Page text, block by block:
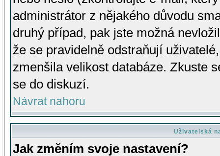
administrátor z nějakého důvodu
druhý případ, pak jste možná
že se pravidelně odstraňují
zmenšila velikost databáze. Zkuste
se do diskuzí.
Návrat nahoru
Uživatelská
Jak změním svoje nastavení?